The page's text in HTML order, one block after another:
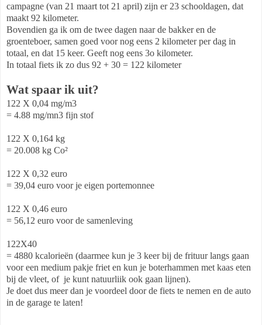
campagne (van 21 maart tot 21 april) zijn er 23 schooldagen, dat
maakt 92 kilometer.
Bovendien ga ik om de twee dagen naar de bakker en de
groenteboer, samen goed voor nog eens 2 kilometer per dag in
totaal, en dat 15 keer. Geeft nog eens 3o kilometer.
In totaal fiets ik zo dus 92 + 30 = 122 kilometer
Wat spaar ik uit?
122 X 0,04 mg/m3
= 4.88 mg/mn3 fijn stof
122 X 0,164 kg
= 20.008 kg Co²
122 X 0,32 euro
= 39,04 euro voor je eigen portemonnee
122 X 0,46 euro
= 56,12 euro voor de samenleving
122X40
= 4880 kcalorieën (daarmee kun je 3 keer bij de frituur langs gaan
voor een medium pakje friet en kun je boterhammen met kaas eten
bij de vleet, of je kunt natuurliik ook gaan lijnen).
Je doet dus meer dan je voordeel door de fiets te nemen en de auto
in de garage te laten!